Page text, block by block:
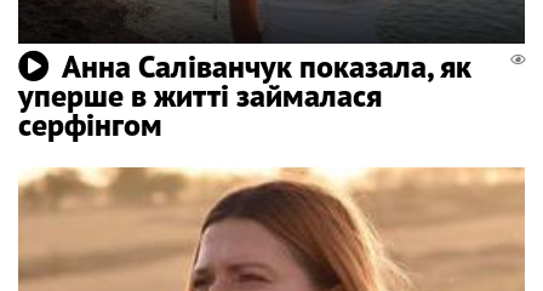
Анна Саліванчук показала, як
уперше в житті займалася
серфінгом